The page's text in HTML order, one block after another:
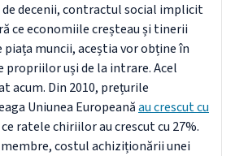
decenii, contractul social implicit
ce economiile creșteau și tinerii
muncii, aceștia vor obține în
propriilor uși de la intrare. Acel
acum. Din 2010, prețurile
Uniunea Europeanăau crescut cu
ratele chiriilor au crescut cu 27%.
costul achiziționării unei